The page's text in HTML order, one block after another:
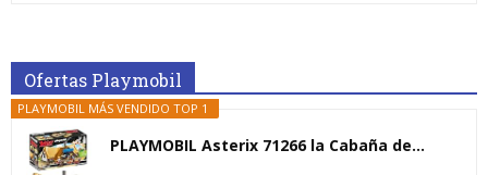
Ofertas Playmobil
PLAYMOBIL MÁS VENDIDO TOP 1
PLAYMOBIL Asterix 71266 la Cabaña de...